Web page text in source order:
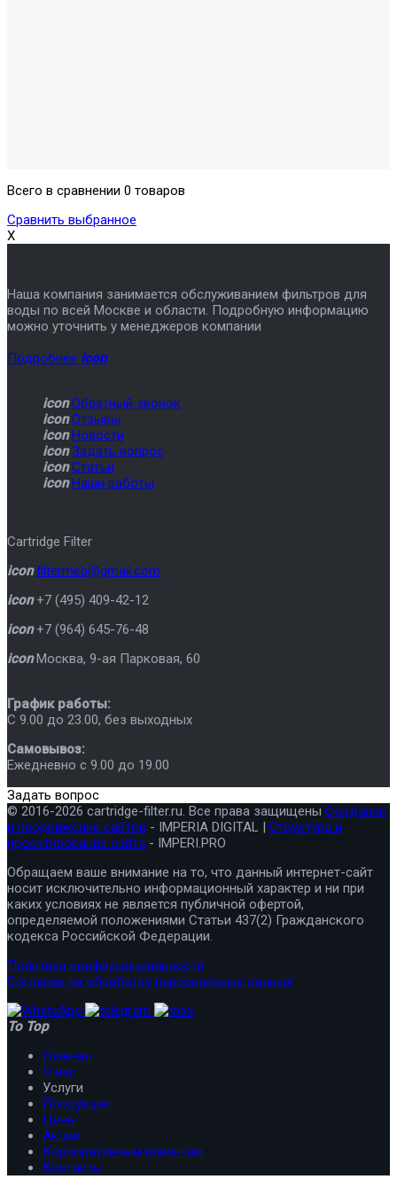
Всего в сравнении 0 товаров
Сравнить выбранное
X
Наша компания занимается обслуживанием фильтров для
воды по всей Москве и области. Подробную информацию
можно уточнить у менеджеров компании
Подробнее icon
icon Обратный звонок
icon Отзывы
icon Новости
icon Задать вопрос
icon Статьи
icon Наши работы
Cartridge Filter
icon filtermeb@gmail.com
icon +7 (495) 409-42-12
icon +7 (964) 645-76-48
icon Москва, 9-ая Парковая, 60
График работы:
C 9.00 до 23.00, без выходных
Самовывоз:
Ежедневно с 9.00 до 19.00
Задать вопрос
© 2016-2026 cartridge-filter.ru. Все права защищены Создание
и продвижение сайтов - IMPERIA DIGITAL | Структура и
проектирование сайта - IMPERI.PRO
Обращаем ваше внимание на то, что данный интернет-сайт
носит исключительно информационный характер и ни при
каких условиях не является публичной офертой,
определяемой положениями Статьи 437(2) Гражданского
кодекса Российской Федерации.
Политика конфиденциальности
Согласие на обработку персональных данных
To Top
Главная
О нас
Услуги
Продукция
Цены
Акции
Корпоративным клиентам
Контакты